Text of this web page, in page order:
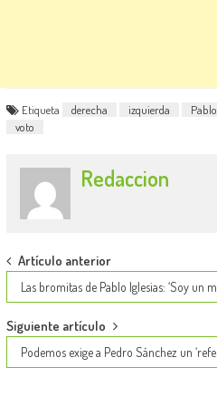
Etiqueta derecha izquierda
voto
Redaccion
Post
navigation
Artículo anterior
Las bromitas de Pablo Iglesias: ‘Soy un
Siguiente artículo
Podemos exige a Pedro Sánchez un